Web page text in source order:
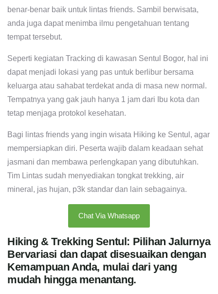
benar-benar baik untuk lintas friends. Sambil berwisata,
anda juga dapat menimba ilmu pengetahuan tentang
tempat tersebut.
Seperti kegiatan Tracking di kawasan Sentul Bogor, hal ini
dapat menjadi lokasi yang pas untuk berlibur bersama
keluarga atau sahabat terdekat anda di masa new normal.
Tempatnya yang gak jauh hanya 1 jam dari Ibu kota dan
tetap menjaga protokol kesehatan.
Bagi lintas friends yang ingin wisata Hiking ke Sentul, agar
mempersiapkan diri. Peserta wajib dalam keadaan sehat
jasmani dan membawa perlengkapan yang dibutuhkan.
Tim Lintas sudah menyediakan tongkat trekking, air
mineral, jas hujan, p3k standar dan lain sebagainya.
Chat Via Whatsapp
Hiking & Trekking Sentul: Pilihan Jalurnya
Bervariasi dan dapat disesuaikan dengan
Kemampuan Anda, mulai dari yang
mudah hingga menantang.